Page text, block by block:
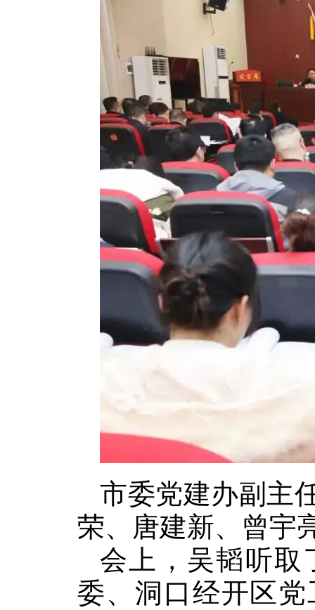
市委党建办副主
荣、唐建新、曾宇
会上，吴韬听取
委、洞口经开区